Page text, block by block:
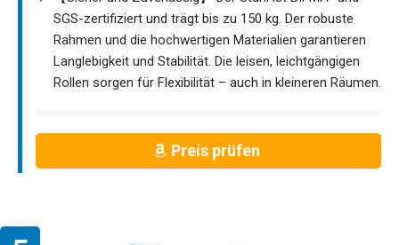
SGS-zertifiziert und trägt bis zu 150 kg. Der robuste
Rahmen und die hochwertigen Materialien garantieren
Langlebigkeit und Stabilität. Die leisen, leichtgängigen
Rollen sorgen für Flexibilität – auch in kleineren Räumen.
Preis prüfen